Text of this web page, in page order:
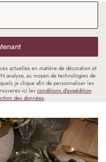
actuelles en matière de décoration et
analyse, au moyen de technologies de
je clique afin de personnaliser les
ici les conditions d'expédition
des données.